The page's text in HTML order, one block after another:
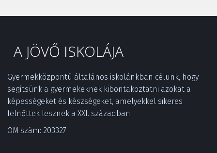
A JÖVŐ ISKOLÁJA
Gyermekközpontú általános iskolánkban célunk, hogy
segítsünk a gyermekeknek kibontakoztatni azokat a
képességeket és készségeket, amelyekkel sikeres
felnőttek lesznek a XXI. században.­
OM szám: 203327